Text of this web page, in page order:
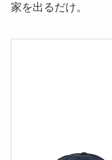
家を出るだけ。